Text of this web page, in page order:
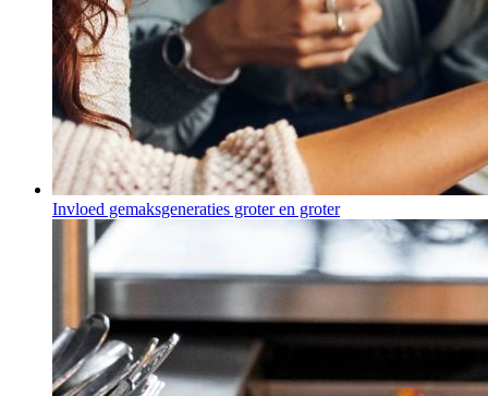
Invloed gemaksgeneraties groter en groter